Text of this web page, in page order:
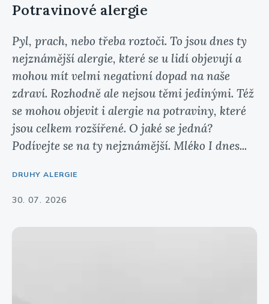
Potravinové alergie
Pyl, prach, nebo třeba roztoči. To jsou dnes ty
nejznámější alergie, které se u lidí objevují a
mohou mít velmi negativní dopad na naše
zdraví. Rozhodně ale nejsou těmi jedinými. Též
se mohou objevit i alergie na potraviny, které
jsou celkem rozšířené. O jaké se jedná?
Podívejte se na ty nejznámější. Mléko I dnes...
DRUHY ALERGIE
30. 07. 2026